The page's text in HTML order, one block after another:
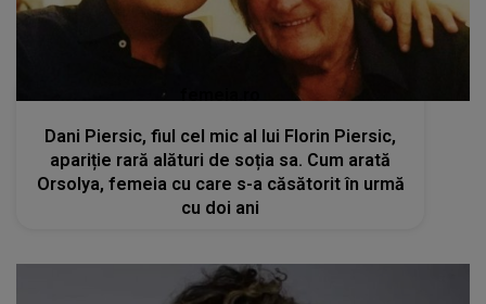
Dani Piersic, fiul cel mic al lui Florin Piersic,
apariție rară alături de soția sa. Cum arată
Orsolya, femeia cu care s-a căsătorit în urmă
cu doi ani